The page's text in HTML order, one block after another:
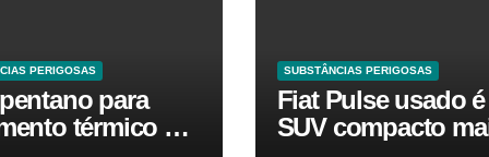
PERIGOSAS
para
térmico O
SUBSTÂNCIAS PERIGOSAS
Fiat Pulse usado é
SUV compacto